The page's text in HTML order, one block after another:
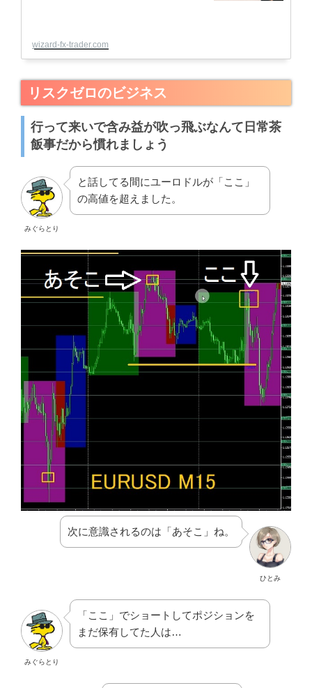
wizard-fx-trader.com
リスクゼロのビジネス
行って来いで含み益が吹っ飛ぶなんて日常茶
飯事だから慣れましょう
みぐらとり
と話してる間にユーロドルが「ここ」
の高値を超えました。
ひとみ
次に意識されるのは「あそこ」ね。
みぐらとり
「ここ」でショートしてポジションを
まだ保有してた人は…